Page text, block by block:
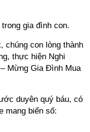
gia đình con.
chúng con lòng thành
thực hiện Nghi
Mừng Gia Đình Mua
duyên quý báu, có
mang biển số: